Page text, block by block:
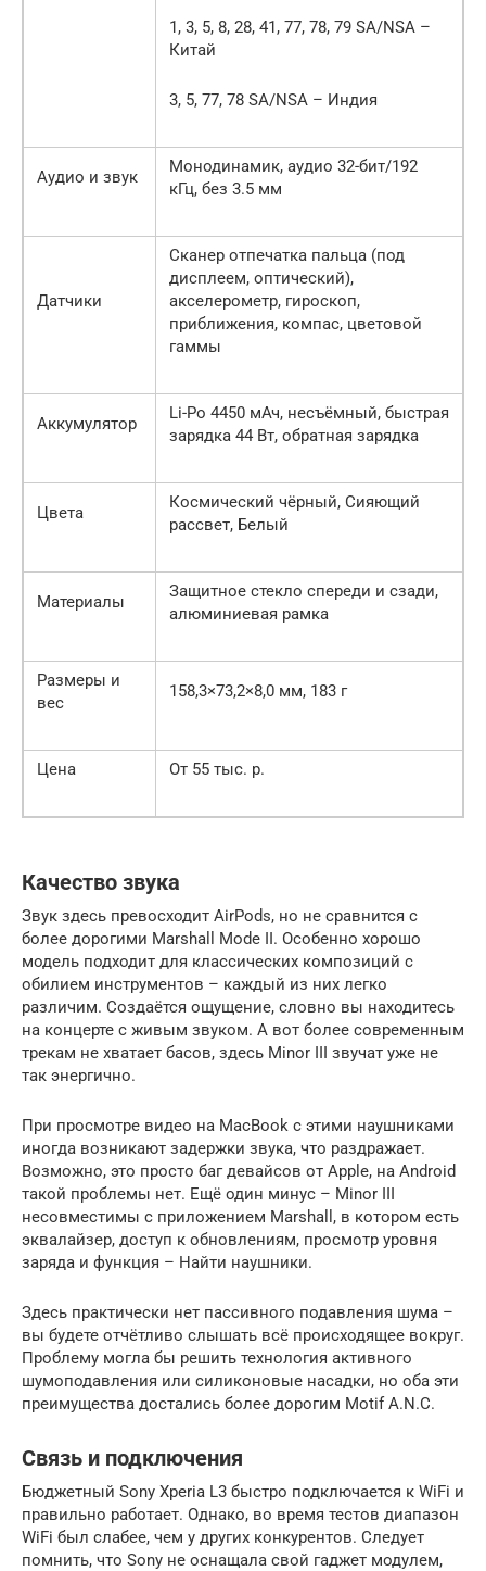
1, 3, 5, 8, 28, 41, 77, 78, 79 SA/NSA –
Китай
3, 5, 77, 78 SA/NSA – Индия
Аудио и звук
Монодинамик, аудио 32-бит/192
кГц, без 3.5 мм
Датчики
Сканер отпечатка пальца (под
дисплеем, оптический),
акселерометр, гироскоп,
приближения, компас, цветовой
гаммы
Аккумулятор
Li-Po 4450 мАч, несъёмный, быстрая
зарядка 44 Вт, обратная зарядка
Цвета
Космический чёрный, Сияющий
рассвет, Белый
Материалы
Защитное стекло спереди и сзади,
алюминиевая рамка
Размеры и
вес
158,3×73,2×8,0 мм, 183 г
Цена От 55 тыс. р.
Качество звука
Звук здесь превосходит AirPods, но не сравнится с
более дорогими Marshall Mode II. Особенно хорошо
модель подходит для классических композиций с
обилием инструментов – каждый из них легко
различим. Создаётся ощущение, словно вы находитесь
на концерте с живым звуком. А вот более современным
трекам не хватает басов, здесь Minor III звучат уже не
так энергично.
При просмотре видео на MacBook с этими наушниками
иногда возникают задержки звука, что раздражает.
Возможно, это просто баг девайсов от Apple, на Android
такой проблемы нет. Ещё один минус – Minor III
несовместимы с приложением Marshall, в котором есть
эквалайзер, доступ к обновлениям, просмотр уровня
заряда и функция – Найти наушники.
Здесь практически нет пассивного подавления шума –
вы будете отчётливо слышать всё происходящее вокруг.
Проблему могла бы решить технология активного
шумоподавления или силиконовые насадки, но оба эти
преимущества достались более дорогим Motif A.N.C.
Связь и подключения
Бюджетный Sony Xperia L3 быстро подключается к WiFi и
правильно работает. Однако, во время тестов диапазон
WiFi был слабее, чем у других конкурентов. Следует
помнить, что Sony не оснащала свой гаджет модулем,